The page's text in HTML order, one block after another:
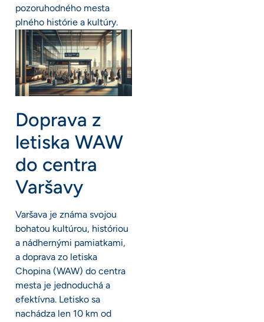
pozoruhodného mesta
plného histórie a kultúry.
Doprava z
letiska WAW
do centra
Varšavy
Varšava je známa svojou
bohatou kultúrou, históriou
a nádhernými pamiatkami,
a doprava zo letiska
Chopina (WAW) do centra
mesta je jednoduchá a
efektívna. Letisko sa
nachádza len 10 km od